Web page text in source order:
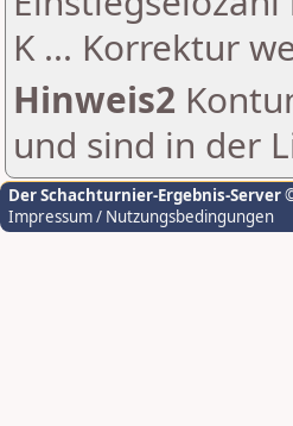
K ... Korrektur
Hinweis2
und sind in der
Der Schachturnier-Ergebnis-Server
Impressum / Nutzungsbedingungen